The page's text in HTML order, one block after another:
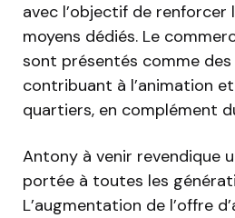
avec l’objectif de
moyens dédiés. Le
sont présentés comme
contribuant à l’animation
quartiers, en complément
Antony à venir revendique
portée à toutes les
L’augmentation de l’offre